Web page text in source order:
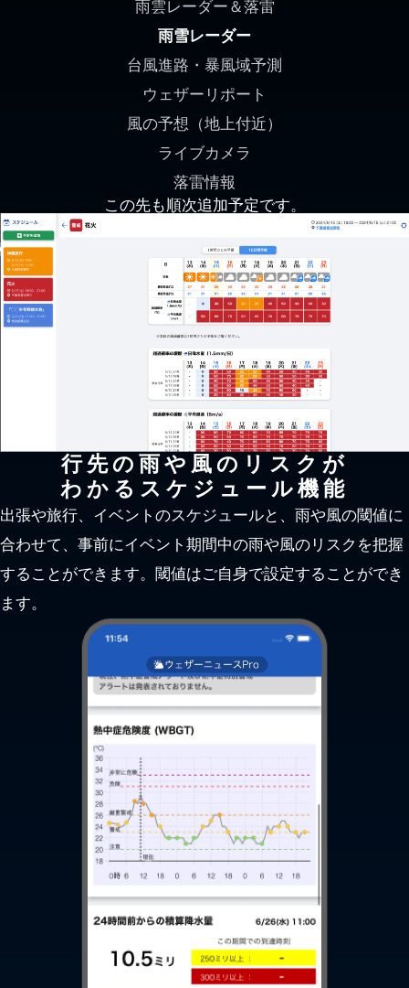
雨雲レーダー＆落雷
雨雪レーダー
台風進路・暴風域予測
ウェザーリポート
風の予想（地上付近）
ライブカメラ
落雷情報
この先も順次追加予定です。
行先の雨や風のリスクが
わかるスケジュール機能
出張や旅行、イベントのスケジュールと、雨や風の閾値に
合わせて、事前にイベント期間中の雨や風のリスクを把握
することができます。閾値はご自身で設定することができ
ます。